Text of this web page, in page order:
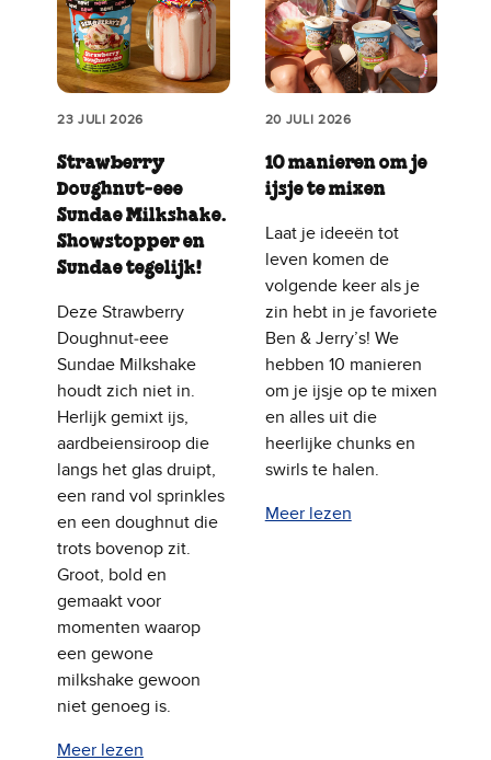
23 JULI 2026
Strawberry
Doughnut‑eee
Sundae Milkshake.
Showstopper en
Sundae tegelijk!
Deze Strawberry
Doughnut‑eee
Sundae Milkshake
houdt zich niet in.
Herlijk gemixt ijs,
aardbeiensiroop die
langs het glas druipt,
een rand vol sprinkles
en een doughnut die
trots bovenop zit.
Groot, bold en
gemaakt voor
momenten waarop
een gewone
milkshake gewoon
niet genoeg is.
Meer lezen
20 JULI 2026
10 manieren om je
ijsje te mixen
Laat je ideeën tot
leven komen de
volgende keer als je
zin hebt in je favoriete
Ben & Jerry’s! We
hebben 10 manieren
om je ijsje op te mixen
en alles uit die
heerlijke chunks en
swirls te halen.
Meer lezen